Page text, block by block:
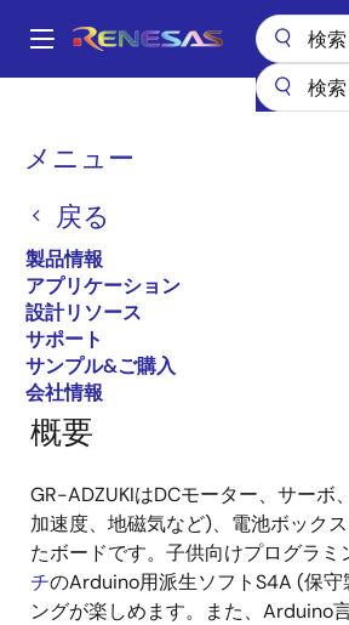
ン
Main
メニュー
戻る
製品情報
アプリケーション
設計リソース
サポート
サンプル&ご購入
会社情報
パ
く
ず
ガジェットルネサス
ガジェ
GR-ADZUKI
ページセクションへ移動：
概要
GR-ADZUKIはDCモーター、サーボ
加速度、地磁気など)、電池ボック
たボードです。子供向けプログラミ
チのArduino用派生ソフトS4A (保守
ングが楽しめます。また、Arduino